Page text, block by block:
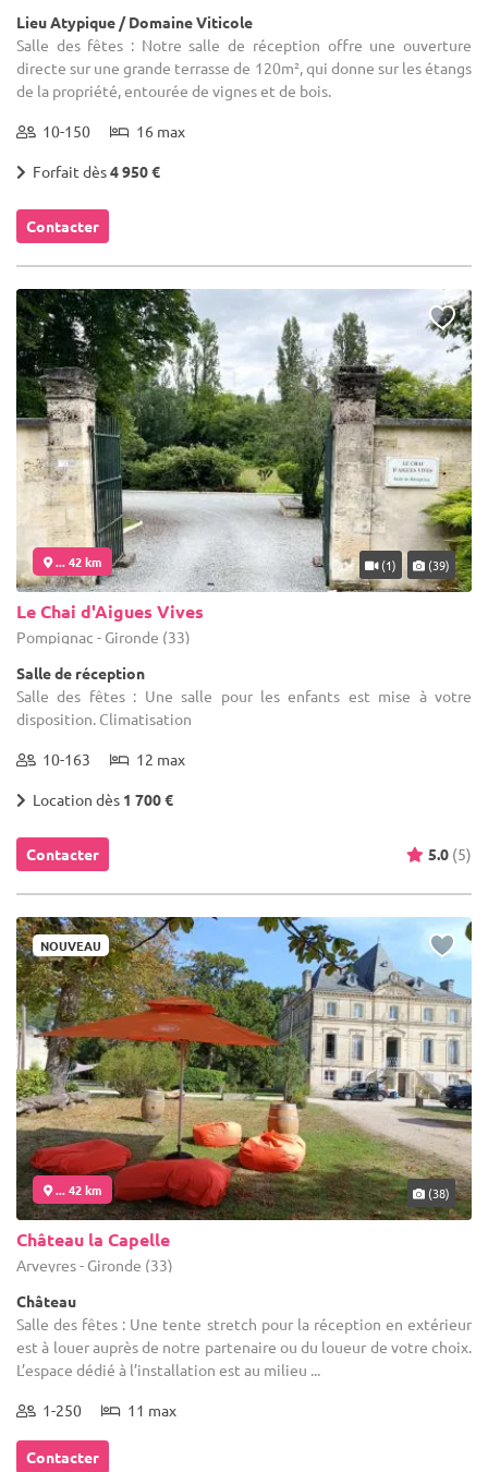
Lieu Atypique / Domaine Viticole
Salle des fêtes : Notre salle de réception offre une ouverture
directe sur une grande terrasse de 120m², qui donne sur les étangs
de la propriété, entourée de vignes et de bois.
10-150 16 max
Forfait dès4 950 €
Contacter
... 42 km (1) (39)
Le Chai d'Aigues Vives
Pompignac - Gironde (33)
Salle de réception
Salle des fêtes : Une salle pour les enfants est mise à votre
disposition. Climatisation
10-163 12 max
Location dès 1 700 €
Contacter 5.0 (5)
NOUVEAU
... 42 km (38)
Château la Capelle
Arveyres - Gironde (33)
Château
Salle des fêtes : Une tente stretch pour la réception en extérieur
est à louer auprès de notre partenaire ou du loueur de votre choix.
L’espace dédié à l’installation est au milieu ...
1-250 11 max
Contacter